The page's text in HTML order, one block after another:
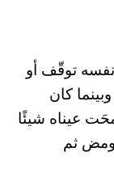
توقّف أو
كان
عيناه شيئًا
ثم